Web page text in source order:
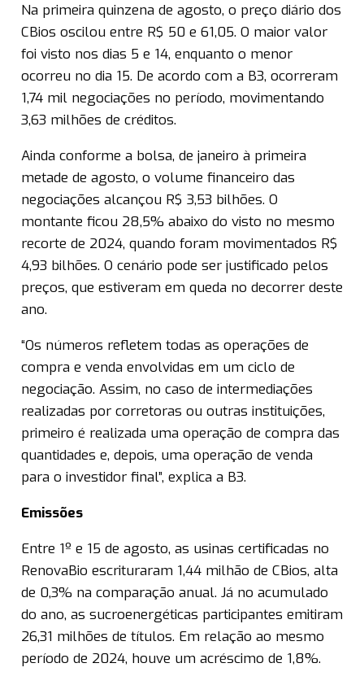
Na primeira quinzena de agosto, o preço diário dos
CBios oscilou entre R$ 50 e 61,05. O maior valor
foi visto nos dias 5 e 14, enquanto o menor
ocorreu no dia 15. De acordo com a B3, ocorreram
1,74 mil negociações no período, movimentando
3,63 milhões de créditos.
Ainda conforme a bolsa, de janeiro à primeira
metade de agosto, o volume financeiro das
negociações alcançou R$ 3,53 bilhões. O
montante ficou 28,5% abaixo do visto no mesmo
recorte de 2024, quando foram movimentados R$
4,93 bilhões. O cenário pode ser justificado pelos
preços, que estiveram em queda no decorrer deste
ano.
“Os números refletem todas as operações de
compra e venda envolvidas em um ciclo de
negociação. Assim, no caso de intermediações
realizadas por corretoras ou outras instituições,
primeiro é realizada uma operação de compra das
quantidades e, depois, uma operação de venda
para o investidor final”, explica a B3.
Emissões
Entre 1º e 15 de agosto, as usinas certificadas no
RenovaBio escrituraram 1,44 milhão de CBios, alta
de 0,3% na comparação anual. Já no acumulado
do ano, as sucroenergéticas participantes emitiram
26,31 milhões de títulos. Em relação ao mesmo
período de 2024, houve um acréscimo de 1,8%.